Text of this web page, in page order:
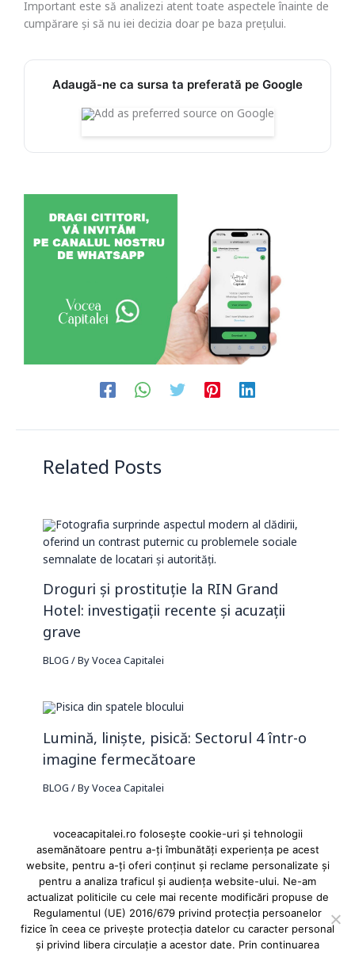
Important este să analizezi atent toate aspectele înainte de
cumpărare și să nu iei decizia doar pe baza prețului.
Adaugă-ne ca sursa ta preferată pe Google
Related Posts
Droguri și prostituție la RIN Grand
Hotel: investigații recente și acuzații
grave
BLOG / ByVocea Capitalei
Lumină, liniște, pisică: Sectorul 4 într-o
imagine fermecătoare
BLOG / ByVocea Capitalei
Reclame și advertoriale pe Vocea Capitalei
Powered byINFINITUS ADVERTISING
voceacapitalei.ro folosește cookie-uri și tehnologii
asemănătoare pentru a-ți îmbunătăți experiența pe acest
website, pentru a-ți oferi conținut și reclame personalizate și
pentru a analiza traficul și audiența website-ului. Ne-am
actualizat politicile cu cele mai recente modificări propuse de
Regulamentul (UE) 2016/679 privind protecția persoanelor
fizice în ceea ce privește protecția datelor cu caracter personal
și privind libera circulație a acestor date. Prin continuarea